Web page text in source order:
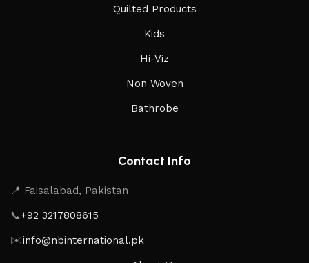
Quilted Products
Kids
Hi-Viz
Non Woven
Bathrobe
Contact Info
📍 Faisalabad, Pakistan
📞+92 3217808615
✉️info@nbinternational.pk